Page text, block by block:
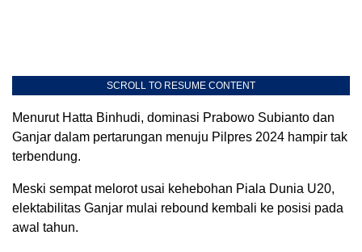
SCROLL TO RESUME CONTENT
Menurut Hatta Binhudi, dominasi Prabowo Subianto dan
Ganjar dalam pertarungan menuju Pilpres 2024 hampir tak
terbendung.
Meski sempat melorot usai kehebohan Piala Dunia U20,
elektabilitas Ganjar mulai rebound kembali ke posisi pada
awal tahun.